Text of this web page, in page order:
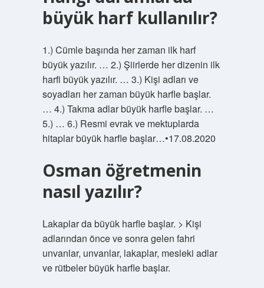
büyük harf kullanılır?
1.) Cümle başında her zaman ilk harf
büyük yazılır. … 2.) Şiirlerde her dizenin ilk
harfi büyük yazılır. … 3.) Kişi adları ve
soyadları her zaman büyük harfle başlar.
… 4.) Takma adlar büyük harfle başlar. …
5.) … 6.) Resmi evrak ve mektuplarda
hitaplar büyük harfle başlar…•17.08.2020
Osman öğretmenin
nasıl yazılır?
Lakaplar da büyük harfle başlar. > Kişi
adlarından önce ve sonra gelen fahri
unvanlar, unvanlar, lakaplar, mesleki adlar
ve rütbeler büyük harfle başlar.